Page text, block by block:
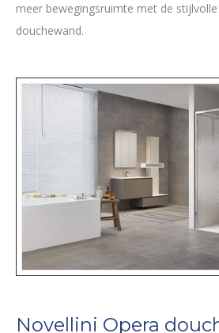
meer bewegingsruimte met de
douchewand.
Novellini Opera